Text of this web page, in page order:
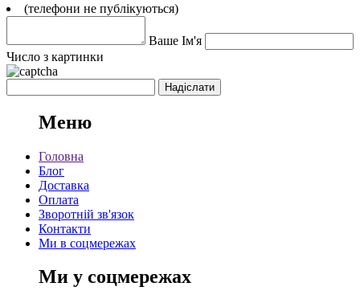
(телефони не публікуються)
Ваше Ім'я
Число з картинки
Меню
Головна
Блог
Доставка
Оплата
Зворотній зв'язок
Контакти
Ми в соцмережах
Ми у соцмережах